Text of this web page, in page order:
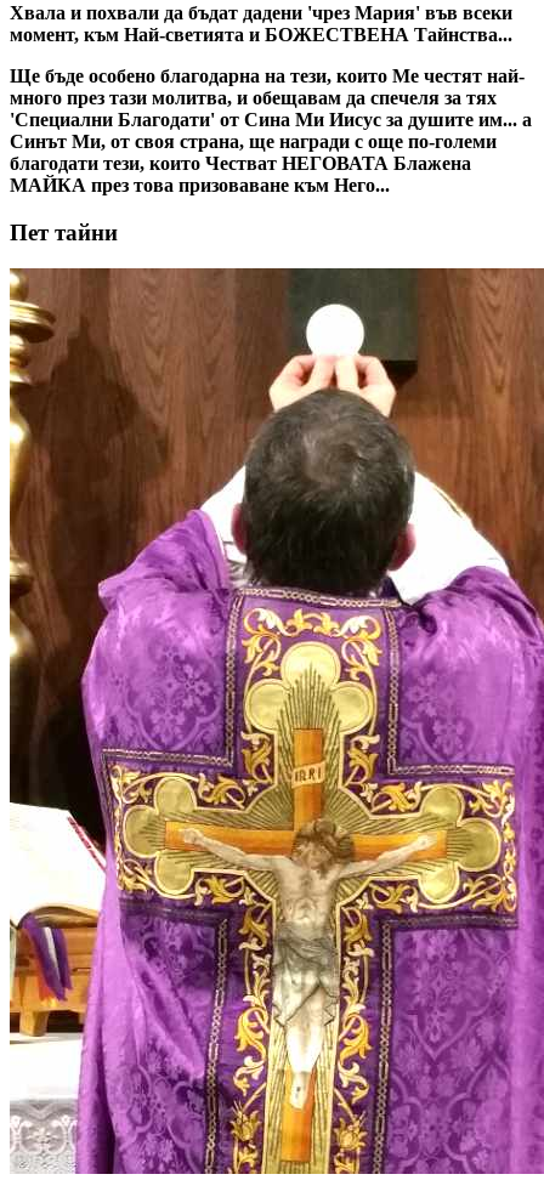
Хвала и похвали да бъдат дадени 'чрез Мария' във всеки
момент, към Най-светията и БОЖЕСТВЕНА Тайнства...
Ще бъде особено благодарна на тези, които Ме честят най-
много през тази молитва, и обещавам да спечеля за тях
'Специални Благодати' от Сина Ми Иисус за душите им... а
Синът Ми, от своя страна, ще награди с още по-големи
благодати тези, които Честват НЕГОВАТА Блажена
МАЙКА през това призоваване към Него...
Пет тайни